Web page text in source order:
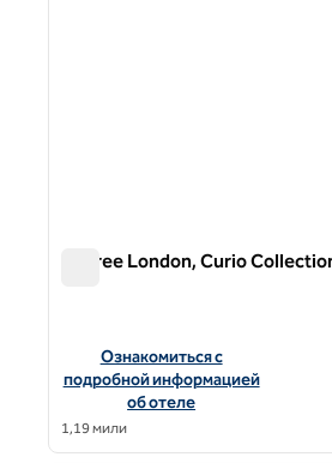
BoTree London, Curio
Посмотреть информацию об
Ознакомиться с
подробной информацией
об отеле
1,19 мили